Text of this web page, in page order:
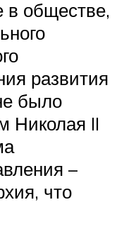
в обществе,
развития
было
Николая II
–
что